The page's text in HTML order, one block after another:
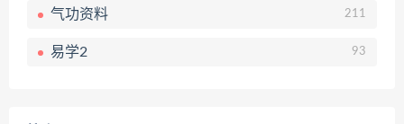
气功资料 211
易学2 93